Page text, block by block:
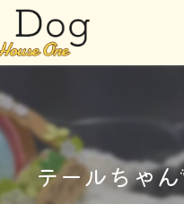
テールちゃ